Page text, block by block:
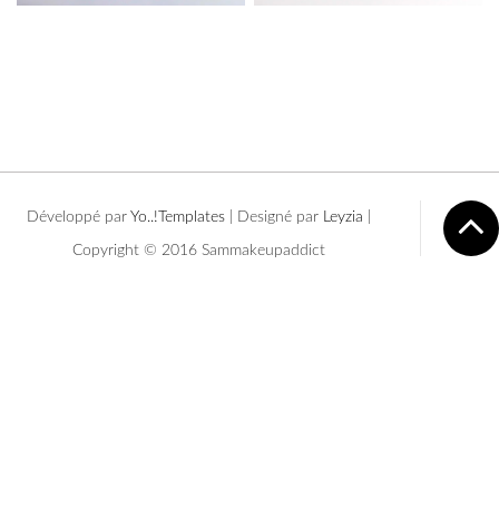
Développé par Yo..!Templates | Designé par Leyzia
Copyright © 2016 Sammakeupaddict